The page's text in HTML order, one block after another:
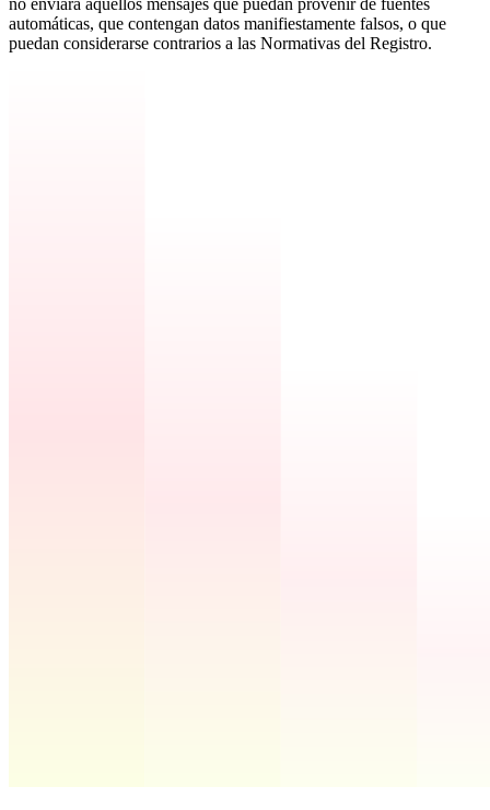
automáticas, que contengan datos manifiestamente falsos, o que
puedan considerarse contrarios a las Normativas del Registro.